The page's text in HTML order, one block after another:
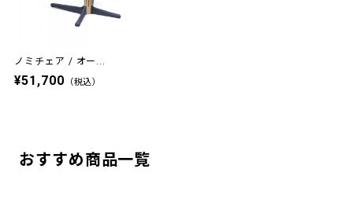
ノミチェア / オー...
¥51,700 （税込）
おすすめ商品一覧